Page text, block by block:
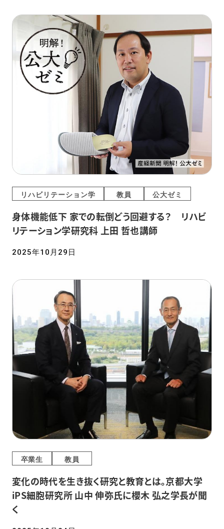
2025年10月29日
リハビリテーション学 教員 公大ゼミ
身体機能低下 家での転倒どう回避する？ リハビ
リテーション学研究科 上田 哲也講師
卒業生 教員
変化の時代を生き抜く研究と教育とは。京都大学
iPS細胞研究所 山中 伸弥氏に櫻木 弘之学長が聞
く